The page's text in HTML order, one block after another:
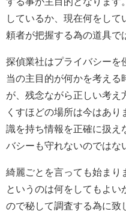
しているか、現在何をし
頼者が把握する為の道具で
探偵業社はプライバシーを
当の主目的が何かを考える
が、残念ながら正しい考え
くすほどの場所は今はあ
識を持ち情報を正確に扱え
バシーも守れないのではな
綺麗ごとを言っても始まり
というのは何をしてもよい
ので秘して調査する為に致